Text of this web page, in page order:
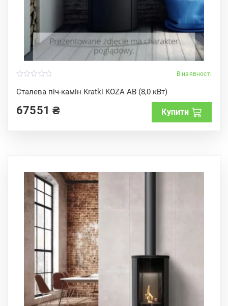
В наявності
Сталева піч-камін Kratki KOZA AB (8,0 кВт)
o
u
o
f67551₴ Купити